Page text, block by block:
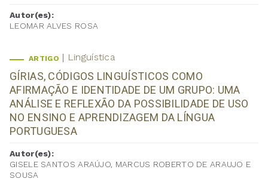
Autor(es):
LEOMAR ALVES ROSA
ARTIGO Linguística
GÍRIAS, CÓDIGOS LINGUÍSTICOS COMO
AFIRMAÇÃO E IDENTIDADE DE UM GRUPO: UMA
ANÁLISE E REFLEXÃO DA POSSIBILIDADE DE USO
NO ENSINO E APRENDIZAGEM DA LÍNGUA
PORTUGUESA
Autor(es):
GISELE SANTOS ARAÚJO, MARCUS ROBERTO DE ARAUJO E
SOUSA